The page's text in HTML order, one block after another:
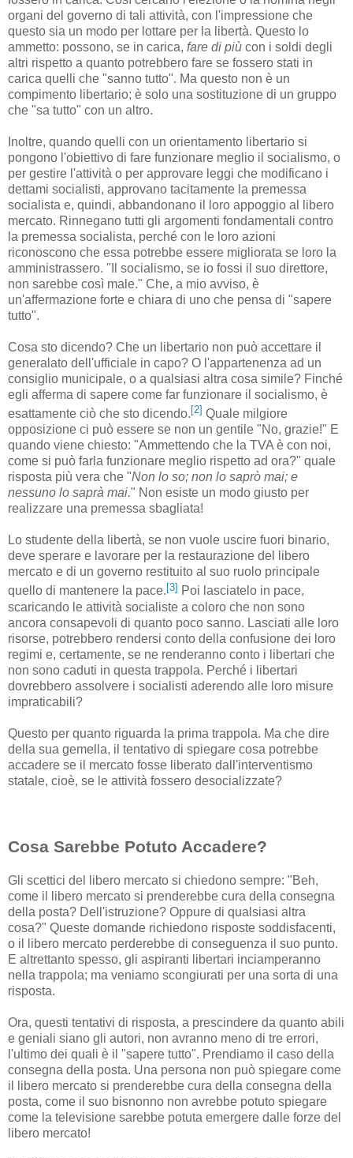
organi del governo di tali attività, con l'impressione che
questo sia un modo per lottare per la libertà. Questo lo
ammetto: possono, se in carica, fare di più con i soldi degli
altri rispetto a quanto potrebbero fare se fossero stati in
carica quelli che "sanno tutto". Ma questo non è un
compimento libertario; è solo una sostituzione di un gruppo
che "sa tutto" con un altro.
Inoltre, quando quelli con un orientamento libertario si
pongono l'obiettivo di fare funzionare meglio il socialismo, o
per gestire l'attività o per approvare leggi che modificano i
dettami socialisti, approvano tacitamente la premessa
socialista e, quindi, abbandonano il loro appoggio al libero
mercato. Rinnegano tutti gli argomenti fondamentali contro
la premessa socialista, perché con le loro azioni
riconoscono che essa potrebbe essere migliorata se loro la
amministrassero. "Il socialismo, se io fossi il suo direttore,
non sarebbe così male." Che, a mio avviso, è
un'affermazione forte e chiara di uno che pensa di "sapere
tutto".
Cosa sto dicendo? Che un libertario non può accettare il
generalato dell'ufficiale in capo? O l'appartenenza ad un
consiglio municipale, o a qualsiasi altra cosa simile? Finché
egli afferma di sapere come far funzionare il socialismo, è
esattamente ciò che sto dicendo. [2] Quale milgiore
opposizione ci può essere se non un gentile "No, grazie!" E
quando viene chiesto: "Ammettendo che la TVA è con noi,
come si può farla funzionare meglio rispetto ad ora?" quale
risposta più vera che "Non lo so; non lo saprò mai; e
nessuno lo saprà mai." Non esiste un modo giusto per
realizzare una premessa sbagliata!
Lo studente della libertà, se non vuole uscire fuori binario,
deve sperare e lavorare per la restaurazione del libero
mercato e di un governo restituito al suo ruolo principale
quello di mantenere la pace.[3] Poi lasciatelo in pace,
scaricando le attività socialiste a coloro che non sono
ancora consapevoli di quanto poco sanno. Lasciati alle loro
risorse, potrebbero rendersi conto della confusione dei loro
regimi e, certamente, se ne renderanno conto i libertari che
non sono caduti in questa trappola. Perché i libertari
dovrebbero assolvere i socialisti aderendo alle loro misure
impraticabili?
Questo per quanto riguarda la prima trappola. Ma che dire
della sua gemella, il tentativo di spiegare cosa potrebbe
accadere se il mercato fosse liberato dall'interventismo
statale, cioè, se le attività fossero desocializzate?
Cosa Sarebbe Potuto Accadere?
Gli scettici del libero mercato si chiedono sempre: "Beh,
come il libero mercato si prenderebbe cura della consegna
della posta? Dell'istruzione? Oppure di qualsiasi altra
cosa?" Queste domande richiedono risposte soddisfacenti,
o il libero mercato perderebbe di conseguenza il suo punto.
E altrettanto spesso, gli aspiranti libertari inciamperanno
nella trappola; ma veniamo scongiurati per una sorta di una
risposta.
Ora, questi tentativi di risposta, a prescindere da quanto abili
e geniali siano gli autori, non avranno meno di tre errori,
l'ultimo dei quali è il "sapere tutto". Prendiamo il caso della
consegna della posta. Una persona non può spiegare come
il libero mercato si prenderebbe cura della consegna della
posta, come il suo bisnonno non avrebbe potuto spiegare
come la televisione sarebbe potuta emergere dalle forze del
libero mercato!